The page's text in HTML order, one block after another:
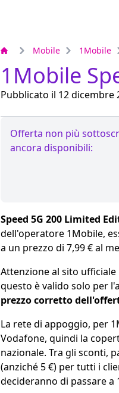
Mobile 1Mobile
1Mobile
Pubblicato il 12 dicembre
Offerta non più
ancora disponibili:
Speed 5G 200 Limited
dell'operatore 1Mobile,
a un prezzo di 7,99 € al
Attenzione al sito
questo è valido solo per
prezzo corretto
La rete di appoggio, per
Vodafone, quindi la
nazionale. Tra gli sconti,
(anziché 5 €) per tutti i
decideranno di passare